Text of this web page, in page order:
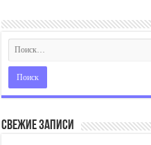
Свежие записи